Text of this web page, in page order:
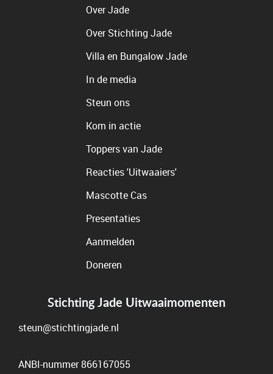
Over Jade
Over Stichting Jade
Villa en Bungalow Jade
In de media
Steun ons
Kom in actie
Toppers van Jade
Reacties 'Uitwaaiers'
Mascotte Cas
Presentaties
Aanmelden
Doneren
Stichting Jade Uitwaaimomenten
steun@stichtingjade.nl
ANBI-nummer 866167055